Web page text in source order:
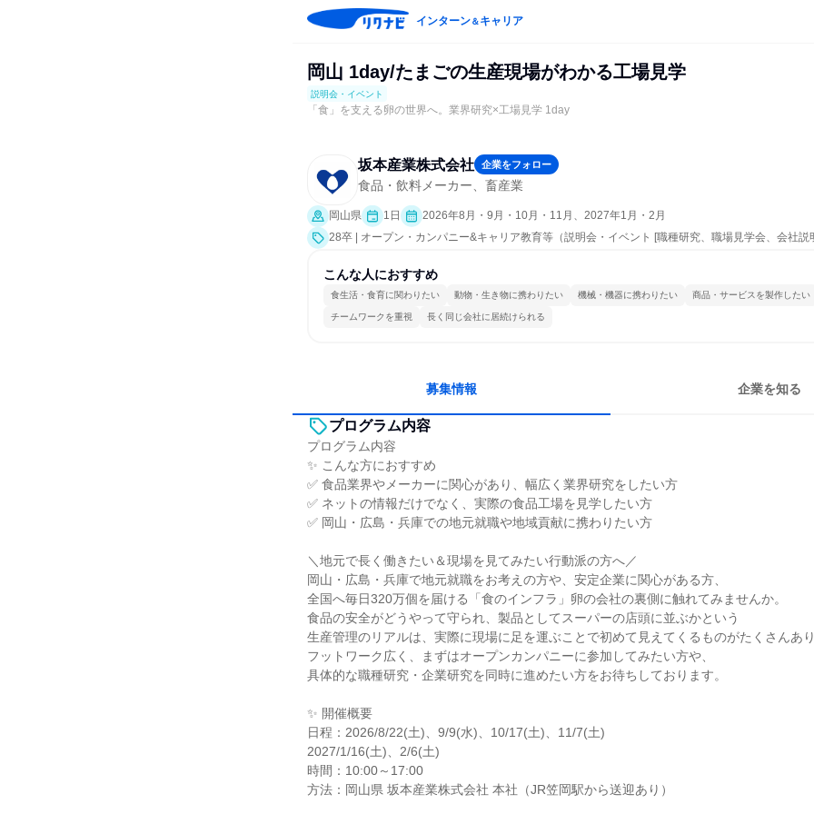
インターン＆キャリア
岡山 1day/たまごの生産現場がわかる工場見学
説明会・イベント
「食」を支える卵の世界へ。業界研究×工場見学 1day
坂本産業株式会社 企業をフォロー
食品・飲料メーカー、畜産業
岡山県 1日
2026年8月・9月・10月・11月、2027年1月・2月
28卒 | オープン・カンパニー&キャリア教育等（説明会・イベント [職種研究、職場見学会、会社説
こんな人におすすめ
食生活・食育に関わりたい 動物・生き物に携わりたい 機械・機器に携わりたい 商品・サービスを製作したい
チームワークを重視 長く同じ会社に居続けられる
募集情報 企業を知る
プログラム内容
プログラム内容
✨ こんな方におすすめ
✅ 食品業界やメーカーに関心があり、幅広く業界研究をしたい方
✅ ネットの情報だけでなく、実際の食品工場を見学したい方
✅ 岡山・広島・兵庫での地元就職や地域貢献に携わりたい方
＼地元で長く働きたい＆現場を見てみたい行動派の方へ／
岡山・広島・兵庫で地元就職をお考えの方や、安定企業に関心がある方、
全国へ毎日320万個を届ける「食のインフラ」卵の会社の裏側に触れてみませんか。
食品の安全がどうやって守られ、製品としてスーパーの店頭に並ぶかという
生産管理のリアルは、実際に現場に足を運ぶことで初めて見えてくるものがたくさんあ
フットワーク広く、まずはオープンカンパニーに参加してみたい方や、
具体的な職種研究・企業研究を同時に進めたい方をお待ちしております。
✨ 開催概要
日程：2026/8/22(土)、9/9(水)、10/17(土)、11/7(土)
2027/1/16(土)、2/6(土)
時間：10:00～17:00
方法：岡山県 坂本産業株式会社 本社（JR笠岡駅から送迎あり）